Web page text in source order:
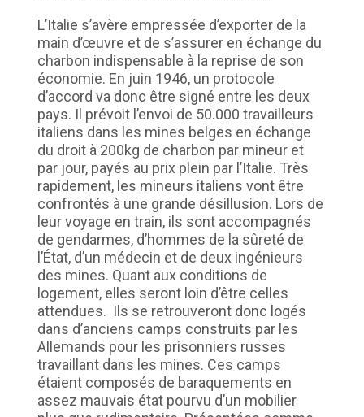
L’Italie s’avère empressée d’exporter de la
main d’œuvre et de s’assurer en échange du
charbon indispensable à la reprise de son
économie. En juin 1946, un protocole
d’accord va donc être signé entre les deux
pays. Il prévoit l’envoi de 50.000 travailleurs
italiens dans les mines belges en échange
du droit à 200kg de charbon par mineur et
par jour, payés au prix plein par l’Italie. Très
rapidement, les mineurs italiens vont être
confrontés à une grande désillusion. Lors de
leur voyage en train, ils sont accompagnés
de gendarmes, d’hommes de la sûreté de
l’État, d’un médecin et de deux ingénieurs
des mines. Quant aux conditions de
logement, elles seront loin d’être celles
attendues. Ils se retrouveront donc logés
dans d’anciens camps construits par les
Allemands pour les prisonniers russes
travaillant dans les mines. Ces camps
étaient composés de baraquements en
assez mauvais état pourvu d’un mobilier